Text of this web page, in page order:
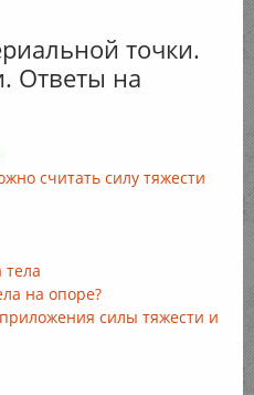
точки.
Ответы на
считать силу тяжести
на опоре?
силы тяжести и